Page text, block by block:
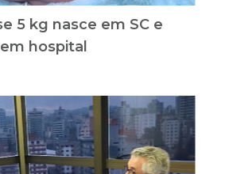
5 kg nasce em SC e
hospital